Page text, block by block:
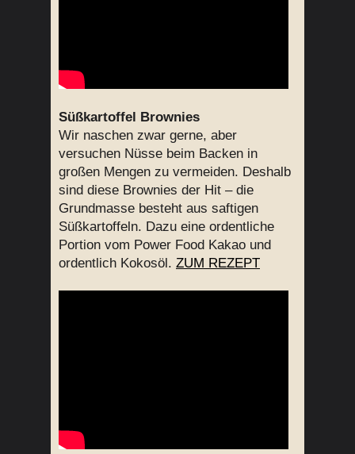
Süßkartoffel Brownies
Wir naschen zwar gerne, aber
versuchen Nüsse beim Backen in
großen Mengen zu vermeiden. Deshalb
sind diese Brownies der Hit – die
Grundmasse besteht aus saftigen
Süßkartoffeln. Dazu eine ordentliche
Portion vom Power Food Kakao und
ordentlich Kokosöl. ZUM REZEPT